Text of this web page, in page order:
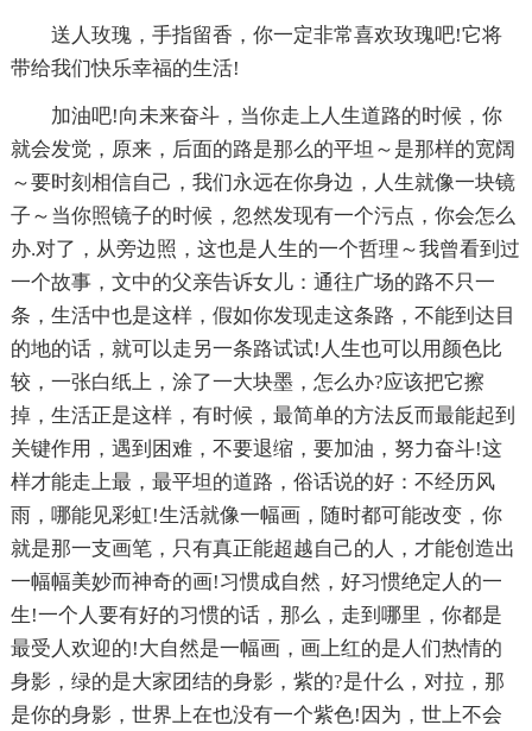
送人玫瑰，手指留香，你一定非常喜欢玫瑰吧!它将
带给我们快乐幸福的生活!
加油吧!向未来奋斗，当你走上人生道路的时候，你
就会发觉，原来，后面的路是那么的平坦～是那样的宽阔
～要时刻相信自己，我们永远在你身边，人生就像一块镜
子～当你照镜子的时候，忽然发现有一个污点，你会怎么
办.对了，从旁边照，这也是人生的一个哲理～我曾看到过
一个故事，文中的父亲告诉女儿：通往广场的路不只一
条，生活中也是这样，假如你发现走这条路，不能到达目
的地的话，就可以走另一条路试试!人生也可以用颜色比
较，一张白纸上，涂了一大块墨，怎么办?应该把它擦
掉，生活正是这样，有时候，最简单的方法反而最能起到
关键作用，遇到困难，不要退缩，要加油，努力奋斗!这
样才能走上最，最平坦的道路，俗话说的好：不经历风
雨，哪能见彩虹!生活就像一幅画，随时都可能改变，你
就是那一支画笔，只有真正能超越自己的人，才能创造出
一幅幅美妙而神奇的画!习惯成自然，好习惯绝定人的一
生!一个人要有好的习惯的话，那么，走到哪里，你都是
最受人欢迎的!大自然是一幅画，画上红的是人们热情的
身影，绿的是大家团结的身影，紫的?是什么，对拉，那
是你的身影，世界上在也没有一个紫色!因为，世上不会